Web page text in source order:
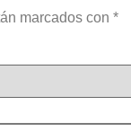
marcados con *